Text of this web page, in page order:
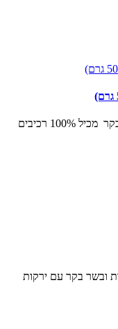
מזון רך ומלא לכלבים וחתולים על בסיס הודו ובקר מכיל 100% רכיבים
וחתולים עשוי 100% עצמות ובשר בקר עם ירקות